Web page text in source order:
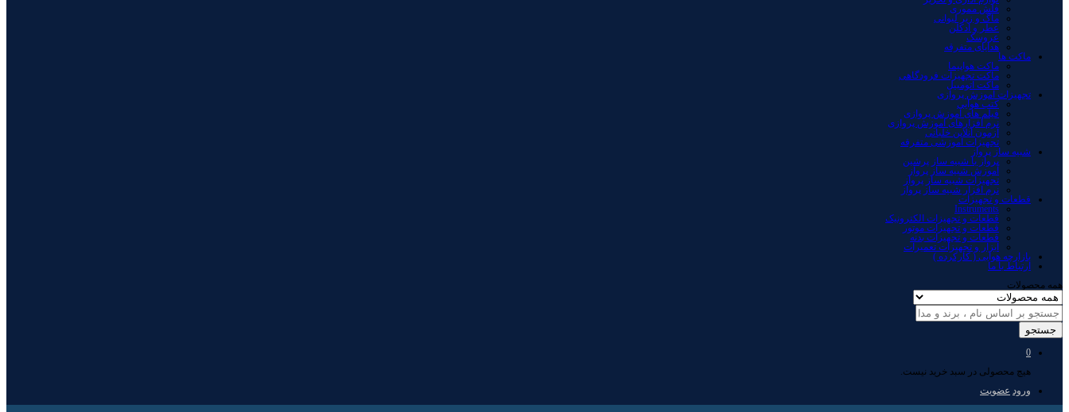
فلش مموری
ماگ و زیر لیوانی
عطر و ادکلن
عروسک
هدایای متفرقه
ماکت ها
ماکت هواپیما
ماکت تجهیزات فرودگاهی
ماکت اتومبیل
تجهیزات آموزش پروازی
کتب هوایی
فیلم های آموزش پروازی
نرم افزارهای آموزش پروازی
آزمون آنلاین خلبانی
تجهیزات آموزشی متفرقه
شبیه ساز پرواز
پرواز با شبیه ساز پرشین
آموزش شبیه ساز پرواز
تجهیزات شبیه ساز پرواز
نرم افزار شبیه ساز پرواز
قطعات و تجهیزات
Instruments
قطعات و تجهیزات الکترونیک
قطعات و تجهیزات موتور
قطعات و تجهیزات بدنه
ابزار و تجهیزات تعمیرات
بازارچه هوایی ( کارکرده )
ارتباط با ما
همه محصولات
جستجو
0
هیچ محصولی در سبد خرید نیست.
ورود عضویت